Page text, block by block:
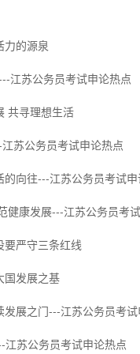
力的源泉
江苏公务员考试申论热点
共寻理想生活
苏公务员考试申论热点
向往---江苏公务员考试
健康发展---江苏公务员考
要严守三条红线
国发展之基
展之门---江苏公务员考
苏公务员考试申论热点